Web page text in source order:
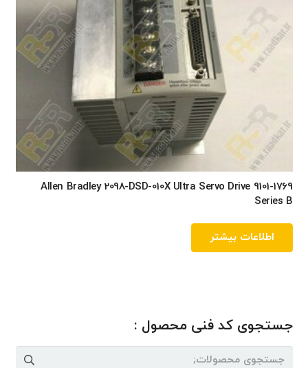
Allen Bradley 2098-DSD-010X Ultra Servo Drive 9101-1769
Series B
اطلاعات بیشتر
جستجوی کد فنی محصول :
جستجو